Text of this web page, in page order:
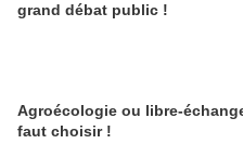
grand débat public !
Agroécologie ou libre-
faut choisir !